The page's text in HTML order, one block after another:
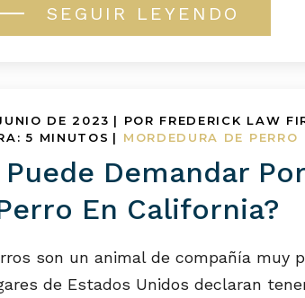
SEGUIR LEYENDO
DE 2023 | POR FREDERICK LAW
5 MINUTOS | MORDEDURA DE PERRO
Puede Demandar
En California?
son un animal de compañía muy
de Estados Unidos declaran